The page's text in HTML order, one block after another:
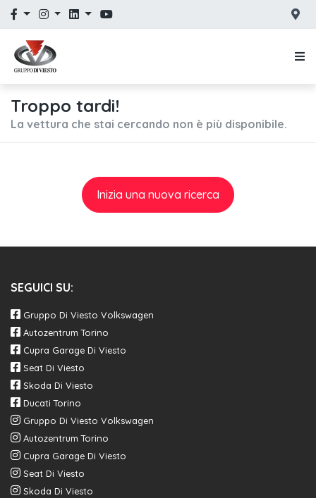
Troppo tardi!
La vettura che stai cercando non è più disponibile.
Inizia una nuova ricerca
SEGUICI SU:
Gruppo Di Viesto Volkswagen
Autozentrum Torino
Cupra Garage Di Viesto
Seat Di Viesto
Skoda Di Viesto
Ducati Torino
Gruppo Di Viesto Volkswagen
Autozentrum Torino
Cupra Garage Di Viesto
Seat Di Viesto
Skoda Di Viesto